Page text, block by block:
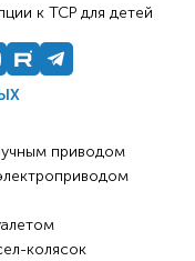
приводом
колясок
к ТСР для детей